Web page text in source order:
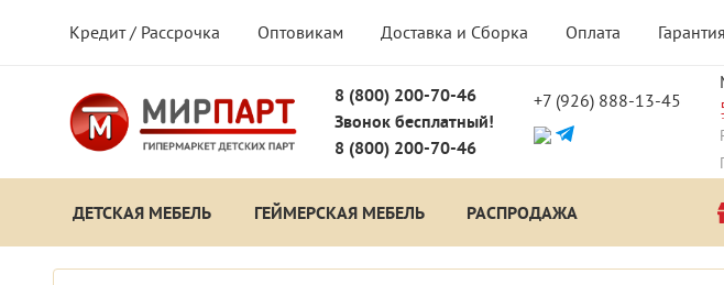
Кредит / Рассрочка Оптовикам Доставка и Сборка Оплата
8 (800) 200-70-46
Звонок бесплатный!
8 (800) 200-70-46
+7 (926) 888-13-45
ДЕТСКАЯ МЕБЕЛЬ ГЕЙМЕРСКАЯ МЕБЕЛЬ РАСПРОДАЖА